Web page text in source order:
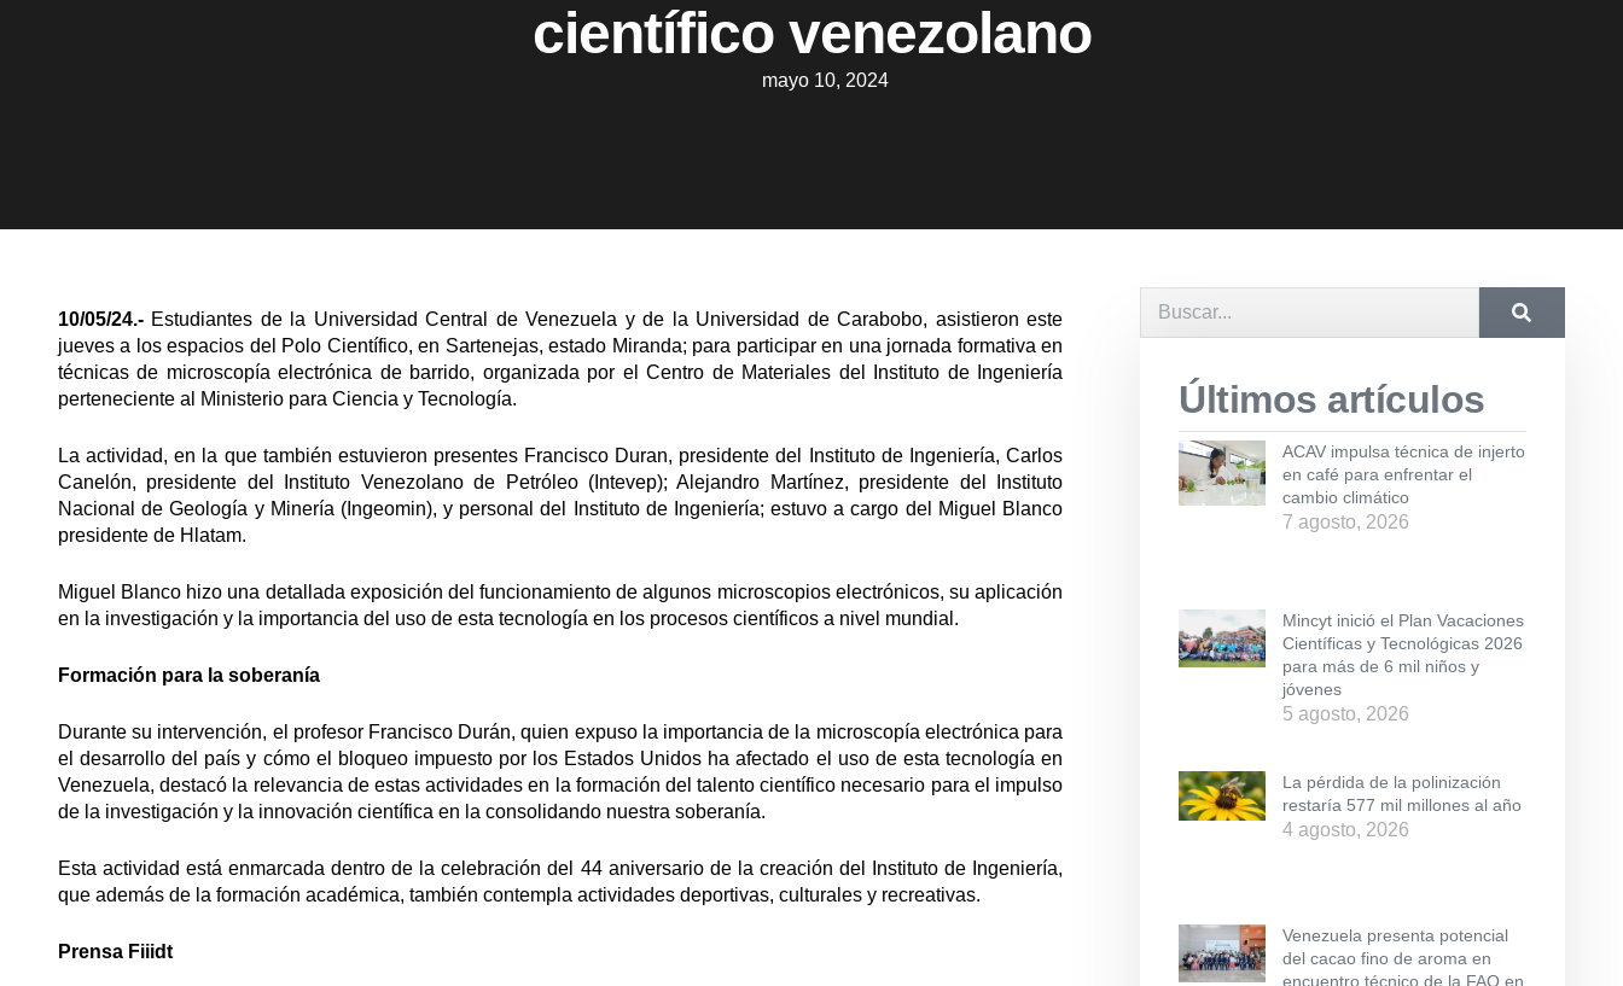
científico venezolano
mayo 10, 2024
10/05/24.- Estudiantes de la Universidad Central de Venezuela y de la Universidad de Carabobo, asistieron este
jueves a los espacios del Polo Científico, en Sartenejas, estado Miranda; para participar en una jornada formativa en
técnicas de microscopía electrónica de barrido, organizada por el Centro de Materiales del Instituto de Ingeniería
perteneciente al Ministerio para Ciencia y Tecnología.
La actividad, en la que también estuvieron presentes Francisco Duran, presidente del Instituto de Ingeniería, Carlos
Canelón, presidente del Instituto Venezolano de Petróleo (Intevep); Alejandro Martínez, presidente del Instituto
Nacional de Geología y Minería (Ingeomin), y personal del Instituto de Ingeniería; estuvo a cargo del Miguel Blanco
presidente de Hlatam.
Miguel Blanco hizo una detallada exposición del funcionamiento de algunos microscopios electrónicos, su aplicación
en la investigación y la importancia del uso de esta tecnología en los procesos científicos a nivel mundial.
Formación para la soberanía
Durante su intervención, el profesor Francisco Durán, quien expuso la importancia de la microscopía electrónica para
el desarrollo del país y cómo el bloqueo impuesto por los Estados Unidos ha afectado el uso de esta tecnología en
Venezuela, destacó la relevancia de estas actividades en la formación del talento científico necesario para el impulso
de la investigación y la innovación científica en la consolidando nuestra soberanía.
Esta actividad está enmarcada dentro de la celebración del 44 aniversario de la creación del Instituto de Ingeniería,
que además de la formación académica, también contempla actividades deportivas, culturales y recreativas.
Prensa Fiiidt
Últimos artículos
ACAV impulsa técnica de injerto
en café para enfrentar el
cambio climático
7 agosto, 2026
Mincyt inició el Plan Vacaciones
Científicas y Tecnológicas 2026
para más de 6 mil niños y
jóvenes
5 agosto, 2026
La pérdida de la polinización
restaría 577 mil millones al año
4 agosto, 2026
Venezuela presenta potencial
del cacao fino de aroma en
encuentro técnico de la FAO en